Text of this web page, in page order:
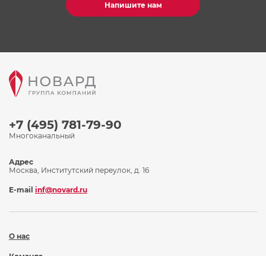
Напишите нам
+7 (495) 781-79-90
Многоканальный
О нас
Адрес
Москва, Институтский переулок, д. 16
E-mail inf@novard.ru